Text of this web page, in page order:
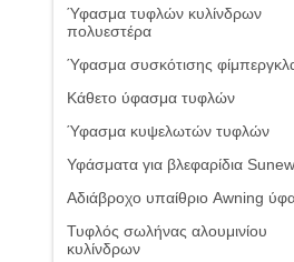
Ύφασμα τυφλών κυλίνδρων
πολυεστέρα
Ύφασμα συσκότισης
Κάθετο ύφασμα τυφλών
Ύφασμα κυψελωτών τυφλών
Υφάσματα για βλεφαρίδια
Αδιάβροχο υπαίθριο Awning
Τυφλός σωλήνας αλουμινίου
κυλίνδρων